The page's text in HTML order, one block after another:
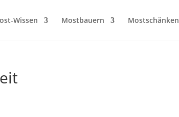
Wissen Mostbauern Mostschänken